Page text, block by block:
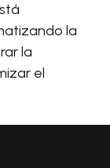
la
la
el